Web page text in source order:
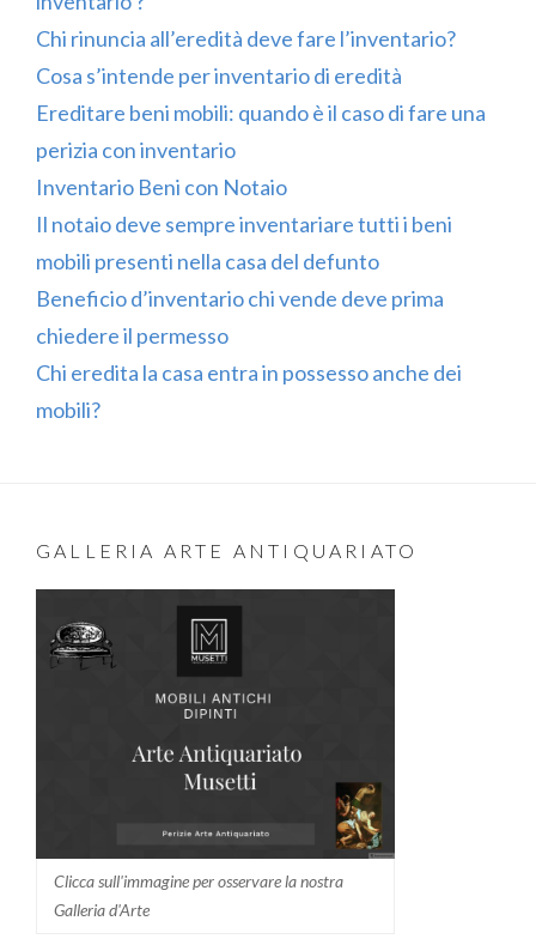
Chi rinuncia all’eredità deve fare l’inventario?
Cosa s’intende per inventario di eredità
Ereditare beni mobili: quando è il caso di fare una
perizia con inventario
Inventario Beni con Notaio
Il notaio deve sempre inventariare tutti i beni
mobili presenti nella casa del defunto
Beneficio d’inventario chi vende deve prima
chiedere il permesso
Chi eredita la casa entra in possesso anche dei
mobili?
GALLERIA ARTE ANTIQUARIATO
Clicca sull'immagine per osservare la nostra
Galleria d'Arte